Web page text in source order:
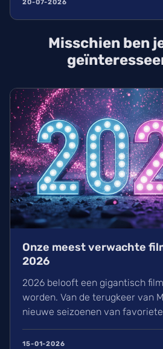
woensdag 16 december in de
20-07-2026
Misschien ben
Onze meest verwachte
2026
2026 belooft een gigantisch
worden. Van de terugkeer van
nieuwe seizoenen van
15-01-2026